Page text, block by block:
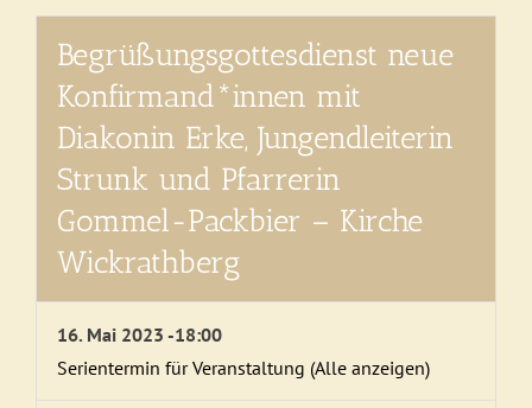
Begrüßungsgottesdienst neue
Konfirmand*innen mit
Diakonin Erke, Jungendleiterin
Strunk und Pfarrerin
Gommel-Packbier – Kirche
Wickrathberg
16. Mai 2023 -18:00
Serientermin für Veranstaltung (Alle anzeigen)